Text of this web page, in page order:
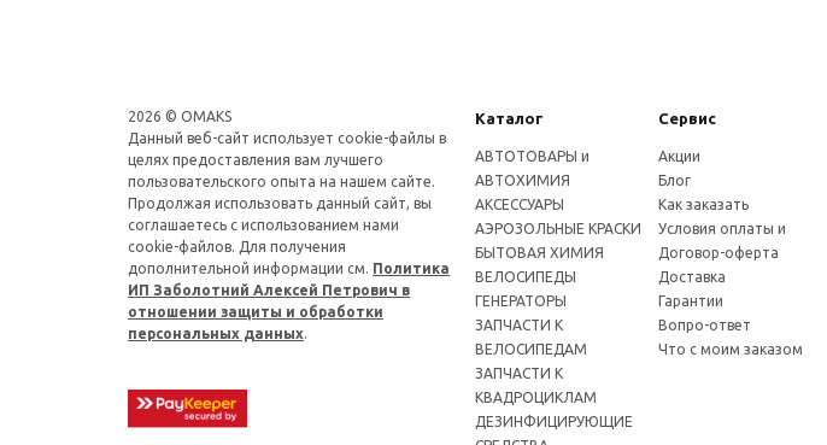
2026 © OMAKS
Данный веб-сайт использует cookie-файлы в
целях предоставления вам лучшего
пользовательского опыта на нашем сайте.
Продолжая использовать данный сайт, вы
соглашаетесь с использованием нами
cookie-файлов. Для получения
дополнительной информации см. Политика
ИП Заболотний Алексей Петрович в
отношении защиты и обработки
персональных данных.
Каталог Сервис
АВТОТОВАРЫ и
АВТОХИМИЯ
АКСЕССУАРЫ
АЭРОЗОЛЬНЫЕ КРАСКИ
БЫТОВАЯ ХИМИЯ
ВЕЛОСИПЕДЫ
ГЕНЕРАТОРЫ
ЗАПЧАСТИ К
ВЕЛОСИПЕДАМ
ЗАПЧАСТИ К
КВАДРОЦИКЛАМ
ДЕЗИНФИЦИРУЮЩИЕ
Акции
Блог
Как заказать
Условия оплаты и
Договор-оферта
Доставка
Гарантии
Вопро-ответ
Что с моим заказом